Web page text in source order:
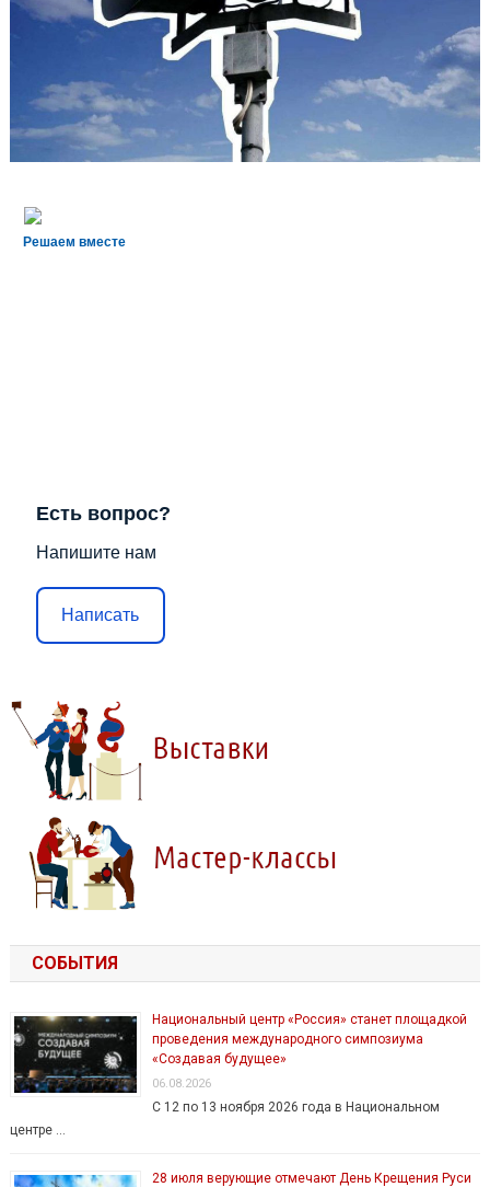
Решаем вместе
Есть вопрос?
Напишите нам
Написать
СОБЫТИЯ
Национальный центр «Россия» станет площадкой
проведения международного симпозиума
«Создавая будущее»
06.08.2026
С 12 по 13 ноября 2026 года в Национальном
центре …
28 июля верующие отмечают День Крещения Руси